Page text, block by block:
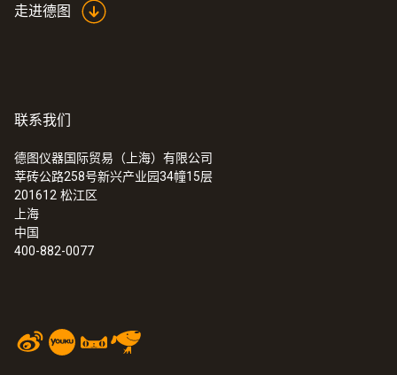
走进德图
联系我们
德图仪器国际贸易（上海）有限公司
莘砖公路258号新兴产业园34幢15层
201612 松江区
上海
中国
400-882-0077